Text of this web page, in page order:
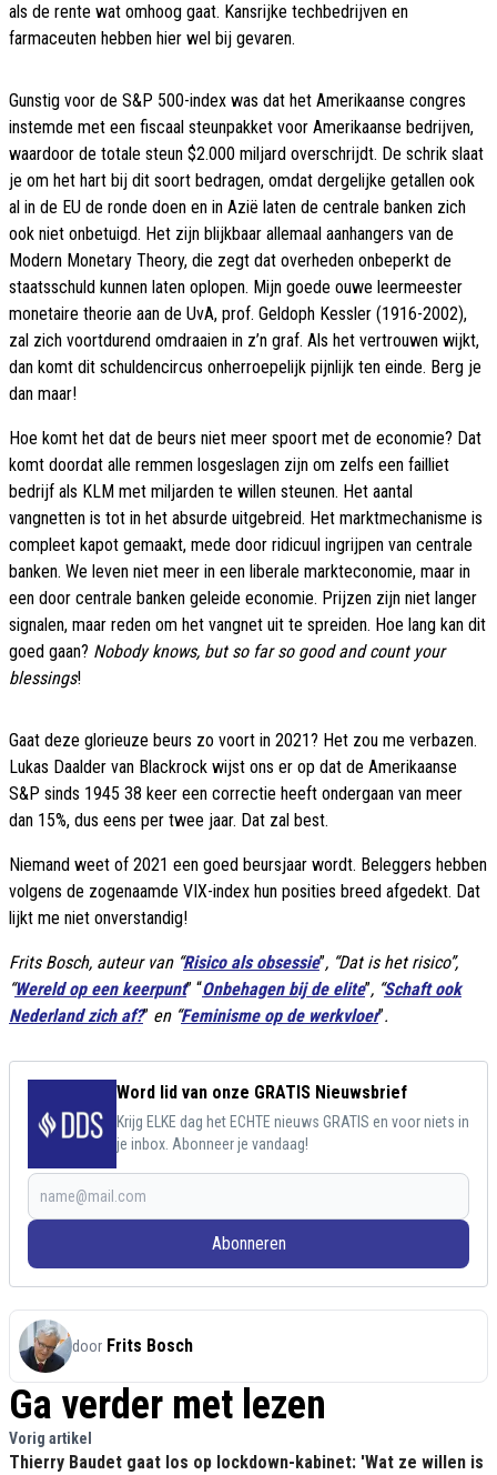
als de rente wat omhoog gaat. Kansrijke techbedrijven en
farmaceuten hebben hier wel bij gevaren.
Gunstig voor de S&P 500-index was dat het Amerikaanse congres
instemde met een fiscaal steunpakket voor Amerikaanse bedrijven,
waardoor de totale steun $2.000 miljard overschrijdt. De schrik slaat
je om het hart bij dit soort bedragen, omdat dergelijke getallen ook
al in de EU de ronde doen en in Azië laten de centrale banken zich
ook niet onbetuigd. Het zijn blijkbaar allemaal aanhangers van de
Modern Monetary Theory, die zegt dat overheden onbeperkt de
staatsschuld kunnen laten oplopen. Mijn goede ouwe leermeester
monetaire theorie aan de UvA, prof. Geldoph Kessler (1916-2002),
zal zich voortdurend omdraaien in z’n graf. Als het vertrouwen wijkt,
dan komt dit schuldencircus onherroepelijk pijnlijk ten einde. Berg je
dan maar!
Hoe komt het dat de beurs niet meer spoort met de economie? Dat
komt doordat alle remmen losgeslagen zijn om zelfs een failliet
bedrijf als KLM met miljarden te willen steunen. Het aantal
vangnetten is tot in het absurde uitgebreid. Het marktmechanisme is
compleet kapot gemaakt, mede door ridicuul ingrijpen van centrale
banken. We leven niet meer in een liberale markteconomie, maar in
een door centrale banken geleide economie. Prijzen zijn niet langer
signalen, maar reden om het vangnet uit te spreiden. Hoe lang kan dit
goed gaan? Nobody knows, but so far so good and count your
blessings!
Gaat deze glorieuze beurs zo voort in 2021? Het zou me verbazen.
Lukas Daalder van Blackrock wijst ons er op dat de Amerikaanse
S&P sinds 1945 38 keer een correctie heeft ondergaan van meer
dan 15%, dus eens per twee jaar. Dat zal best.
Niemand weet of 2021 een goed beursjaar wordt. Beleggers hebben
volgens de zogenaamde VIX-index hun posities breed afgedekt. Dat
lijkt me niet onverstandig!
Frits Bosch, auteur van “Risico als obsessie”, “Dat is het risico”,
“Wereld op een keerpunt” “Onbehagen bij de elite”, “Schaft ook
Nederland zich af?” en “Feminisme op de werkvloer”.
Word lid van onze GRATIS Nieuwsbrief
Krijg ELKE dag het ECHTE nieuws GRATIS en voor niets in
je inbox. Abonneer je vandaag!
Abonneren
door Frits Bosch
Ga verder met lezen
Vorig artikel
Thierry Baudet gaat los op lockdown-kabinet: 'Wat ze willen is